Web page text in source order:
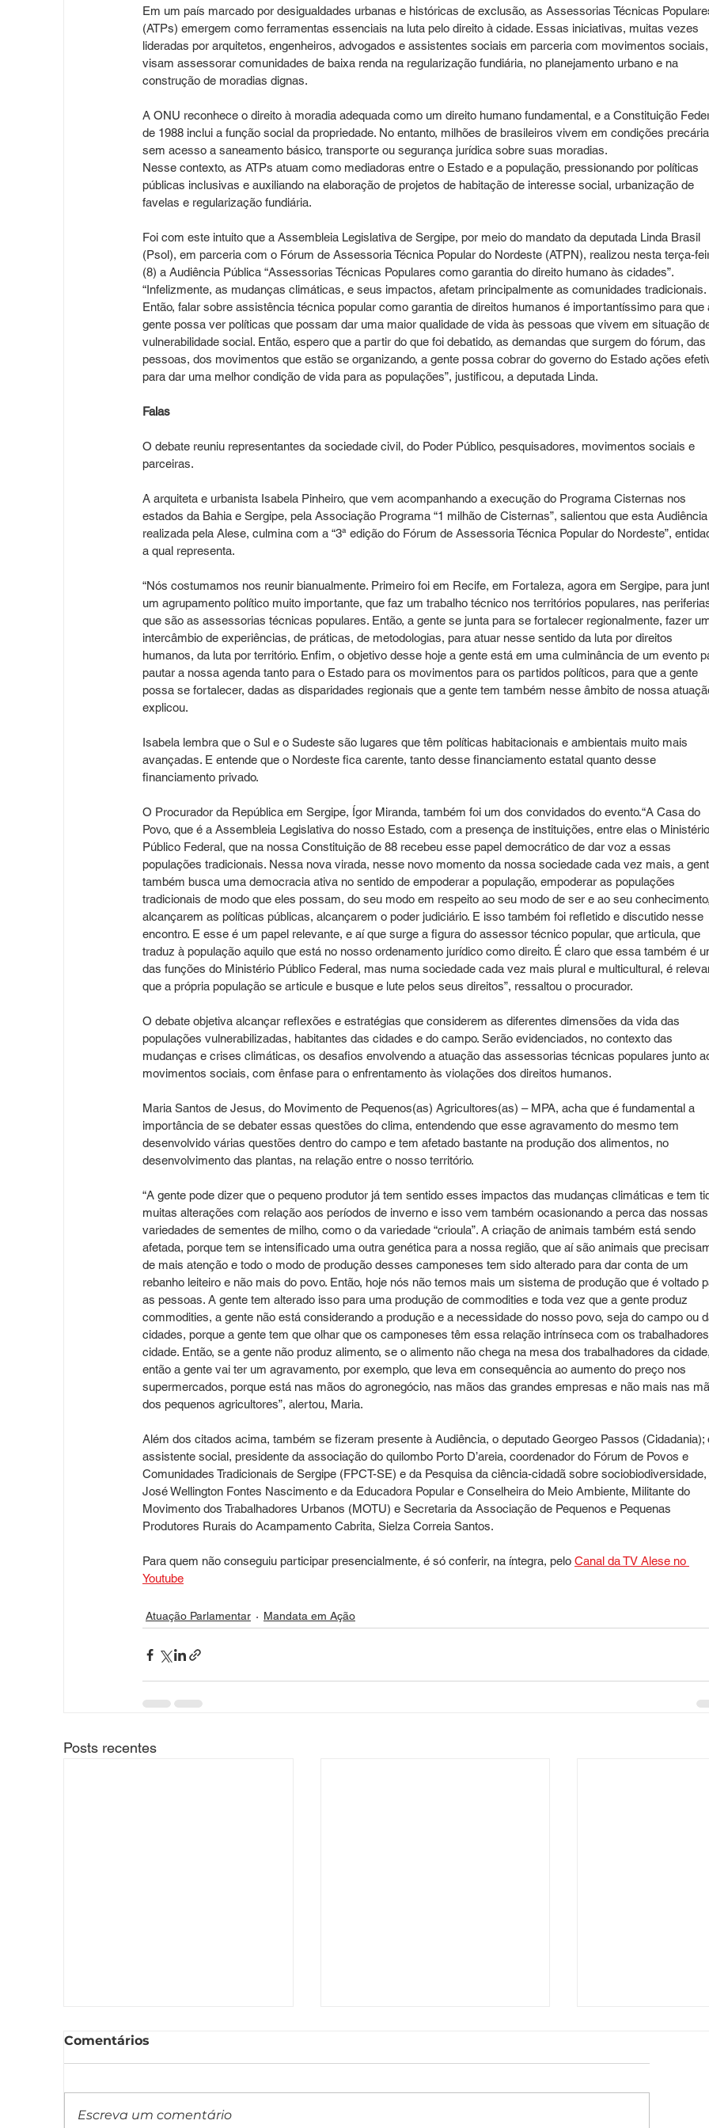
Em um país marcado por desigualdades urbanas e históricas de exclusão, as Assessorias Técnicas
(ATPs) emergem como ferramentas essenciais na luta pelo direito à cidade. Essas iniciativas, muitas vezes
lideradas por arquitetos, engenheiros, advogados e assistentes sociais em parceria com movimentos sociais,
visam assessorar comunidades de baixa renda na regularização fundiária, no planejamento urbano e na
construção de moradias dignas.
A ONU reconhece o direito à moradia adequada como um direito humano fundamental, e a Constituição
de 1988 inclui a função social da propriedade. No entanto, milhões de brasileiros vivem em condições
sem acesso a saneamento básico, transporte ou segurança jurídica sobre suas moradias.
Nesse contexto, as ATPs atuam como mediadoras entre o Estado e a população, pressionando por políticas
públicas inclusivas e auxiliando na elaboração de projetos de habitação de interesse social, urbanização de
favelas e regularização fundiária.
Foi com este intuito que a Assembleia Legislativa de Sergipe, por meio do mandato da deputada Linda Brasil
(Psol), em parceria com o Fórum de Assessoria Técnica Popular do Nordeste (ATPN), realizou nesta terça-
(8) a Audiência Pública “Assessorias Técnicas Populares como garantia do direito humano às cidades”.
“Infelizmente, as mudanças climáticas, e seus impactos, afetam principalmente as comunidades tradicionais.
Então, falar sobre assistência técnica popular como garantia de direitos humanos é importantíssimo para que
gente possa ver políticas que possam dar uma maior qualidade de vida às pessoas que vivem em situação
vulnerabilidade social. Então, espero que a partir do que foi debatido, as demandas que surgem do fórum, das
pessoas, dos movimentos que estão se organizando, a gente possa cobrar do governo do Estado ações
para dar uma melhor condição de vida para as populações”, justificou, a deputada Linda.
Falas
O debate reuniu representantes da sociedade civil, do Poder Público, pesquisadores, movimentos sociais e
parceiras.
A arquiteta e urbanista Isabela Pinheiro, que vem acompanhando a execução do Programa Cisternas nos
estados da Bahia e Sergipe, pela Associação Programa “1 milhão de Cisternas”, salientou que esta Audiência
realizada pela Alese, culmina com a “3ª edição do Fórum de Assessoria Técnica Popular do Nordeste”,
a qual representa.
“Nós costumamos nos reunir bianualmente. Primeiro foi em Recife, em Fortaleza, agora em Sergipe, para
um agrupamento político muito importante, que faz um trabalho técnico nos territórios populares, nas
que são as assessorias técnicas populares. Então, a gente se junta para se fortalecer regionalmente, fazer
intercâmbio de experiências, de práticas, de metodologias, para atuar nesse sentido da luta por direitos
humanos, da luta por território. Enfim, o objetivo desse hoje a gente está em uma culminância de um evento
pautar a nossa agenda tanto para o Estado para os movimentos para os partidos políticos, para que a gente
possa se fortalecer, dadas as disparidades regionais que a gente tem também nesse âmbito de nossa
explicou.
Isabela lembra que o Sul e o Sudeste são lugares que têm políticas habitacionais e ambientais muito mais
avançadas. E entende que o Nordeste fica carente, tanto desse financiamento estatal quanto desse
financiamento privado.
O Procurador da República em Sergipe, Ígor Miranda, também foi um dos convidados do evento.“A Casa do
Povo, que é a Assembleia Legislativa do nosso Estado, com a presença de instituições, entre elas o Ministério
Público Federal, que na nossa Constituição de 88 recebeu esse papel democrático de dar voz a essas
populações tradicionais. Nessa nova virada, nesse novo momento da nossa sociedade cada vez mais, a
também busca uma democracia ativa no sentido de empoderar a população, empoderar as populações
tradicionais de modo que eles possam, do seu modo em respeito ao seu modo de ser e ao seu conhecimento,
alcançarem as políticas públicas, alcançarem o poder judiciário. E isso também foi refletido e discutido nesse
encontro. E esse é um papel relevante, e aí que surge a figura do assessor técnico popular, que articula, que
traduz à população aquilo que está no nosso ordenamento jurídico como direito. É claro que essa também é
das funções do Ministério Público Federal, mas numa sociedade cada vez mais plural e multicultural, é
que a própria população se articule e busque e lute pelos seus direitos”, ressaltou o procurador.
O debate objetiva alcançar reflexões e estratégias que considerem as diferentes dimensões da vida das
populações vulnerabilizadas, habitantes das cidades e do campo. Serão evidenciados, no contexto das
mudanças e crises climáticas, os desafios envolvendo a atuação das assessorias técnicas populares junto
movimentos sociais, com ênfase para o enfrentamento às violações dos direitos humanos.
Maria Santos de Jesus, do Movimento de Pequenos(as) Agricultores(as) – MPA, acha que é fundamental a
importância de se debater essas questões do clima, entendendo que esse agravamento do mesmo tem
desenvolvido várias questões dentro do campo e tem afetado bastante na produção dos alimentos, no
desenvolvimento das plantas, na relação entre o nosso território.
“A gente pode dizer que o pequeno produtor já tem sentido esses impactos das mudanças climáticas e tem
muitas alterações com relação aos períodos de inverno e isso vem também ocasionando a perca das nossas
variedades de sementes de milho, como o da variedade “crioula”. A criação de animais também está sendo
afetada, porque tem se intensificado uma outra genética para a nossa região, que aí são animais que
de mais atenção e todo o modo de produção desses camponeses tem sido alterado para dar conta de um
rebanho leiteiro e não mais do povo. Então, hoje nós não temos mais um sistema de produção que é voltado
as pessoas. A gente tem alterado isso para uma produção de commodities e toda vez que a gente produz
commodities, a gente não está considerando a produção e a necessidade do nosso povo, seja do campo ou
cidades, porque a gente tem que olhar que os camponeses têm essa relação intrínseca com os
cidade. Então, se a gente não produz alimento, se o alimento não chega na mesa dos trabalhadores da cidade,
então a gente vai ter um agravamento, por exemplo, que leva em consequência ao aumento do preço nos
supermercados, porque está nas mãos do agronegócio, nas mãos das grandes empresas e não mais nas
dos pequenos agricultores”, alertou, Maria.
Além dos citados acima, também se fizeram presente à Audiência, o deputado Georgeo Passos (Cidadania);
assistente social, presidente da associação do quilombo Porto D’areia, coordenador do Fórum de Povos e
Comunidades Tradicionais de Sergipe (FPCT-SE) e da Pesquisa da ciência-cidadã sobre sociobiodiversidade,
José Wellington Fontes Nascimento e da Educadora Popular e Conselheira do Meio Ambiente, Militante do
Movimento dos Trabalhadores Urbanos (MOTU) e Secretaria da Associação de Pequenos e Pequenas
Produtores Rurais do Acampamento Cabrita, Sielza Correia Santos.
Para quem não conseguiu participar presencialmente, é só conferir, na íntegra, pelo Canal da TV Alese no
Youtube
Atuação Parlamentar Mandata em Ação
Posts recentes
Comentários
Escreva um comentário